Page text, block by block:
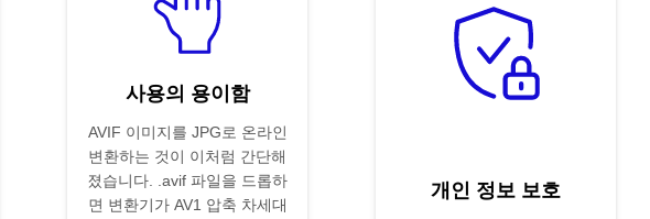
사용의 용이함
AVIF 이미지를 JPG로 온라인
변환하는 것이 이처럼 간단해
졌습니다. .avif 파일을 드롭하
면 변환기가 AV1 압축 차세대
개인 정보 보호